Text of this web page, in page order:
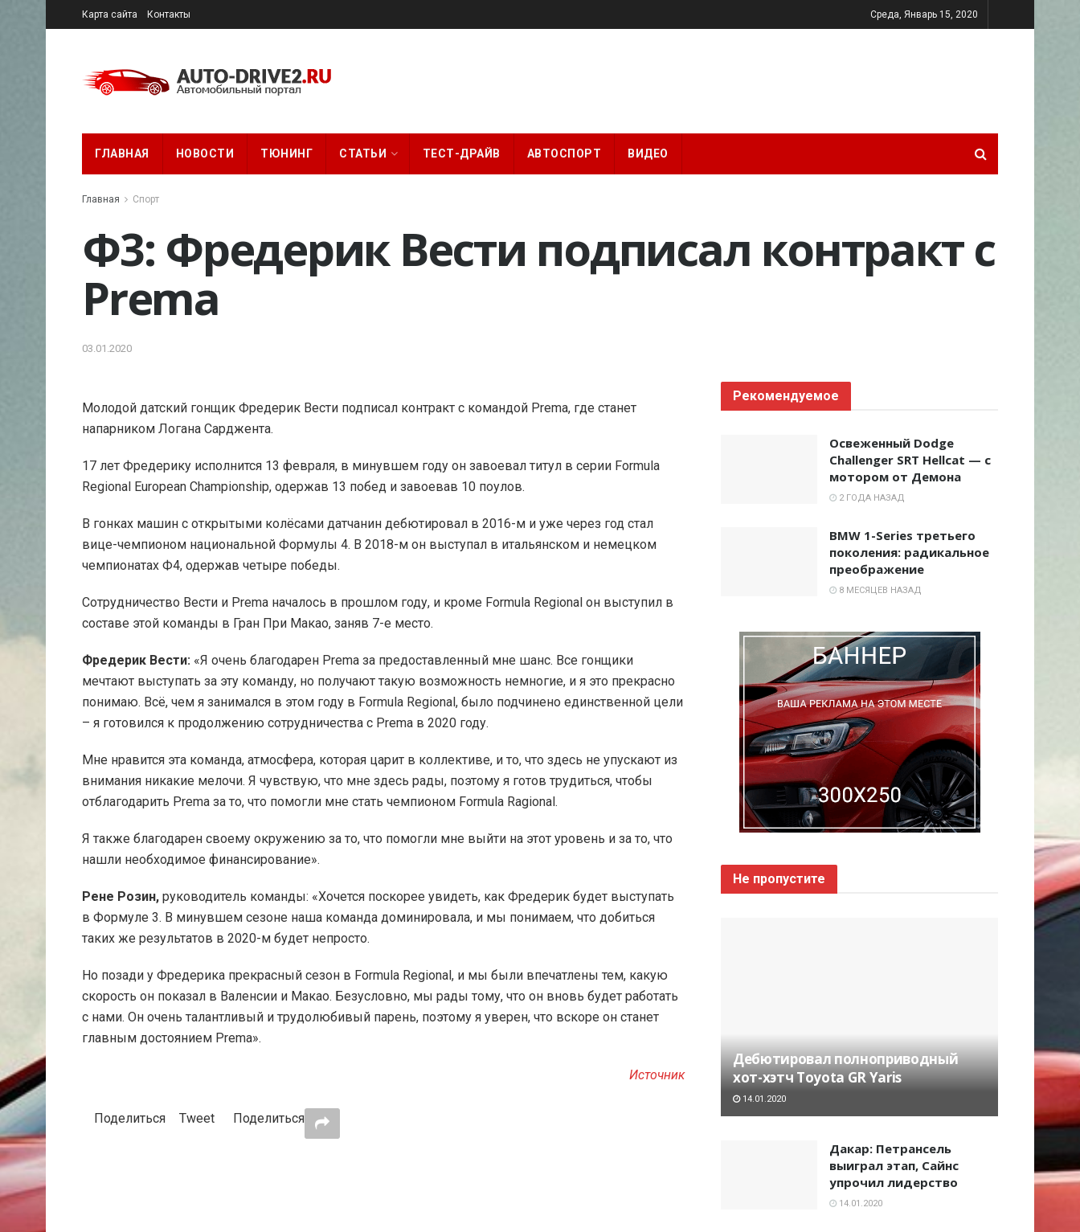
Карта сайта Контакты Среда, Январь 15, 2020
ГЛАВНАЯ НОВОСТИ ТЮНИНГ СТАТЬИ ТЕСТ-ДРАЙВ АВТОСПОРТ ВИДЕО
Главная Спорт
Ф3: Фредерик Вести подписал контракт с
Prema
03.01.2020
Молодой датский гонщик Фредерик Вести подписал контракт с командой Prema, где станет
напарником Логана Сарджента.
17 лет Фредерику исполнится 13 февраля, в минувшем году он завоевал титул в серии Formula
Regional European Championship, одержав 13 побед и завоевав 10 поулов.
В гонках машин с открытыми колёсами датчанин дебютировал в 2016-м и уже через год стал
вице-чемпионом национальной Формулы 4. В 2018-м он выступал в итальянском и немецком
чемпионатах Ф4, одержав четыре победы.
Сотрудничество Вести и Prema началось в прошлом году, и кроме Formula Regional он выступил в
составе этой команды в Гран При Макао, заняв 7-е место.
Фредерик Вести: «Я очень благодарен Prema за предоставленный мне шанс. Все гонщики
мечтают выступать за эту команду, но получают такую возможность немногие, и я это прекрасно
понимаю. Всё, чем я занимался в этом году в Formula Regional, было подчинено единственной цели
– я готовился к продолжению сотрудничества с Prema в 2020 году.
Мне нравится эта команда, атмосфера, которая царит в коллективе, и то, что здесь не упускают из
внимания никакие мелочи. Я чувствую, что мне здесь рады, поэтому я готов трудиться, чтобы
отблагодарить Prema за то, что помогли мне стать чемпионом Formula Ragional.
Я также благодарен своему окружению за то, что помогли мне выйти на этот уровень и за то, что
нашли необходимое финансирование».
Рене Розин, руководитель команды: «Хочется поскорее увидеть, как Фредерик будет выступать
в Формуле 3. В минувшем сезоне наша команда доминировала, и мы понимаем, что добиться
таких же результатов в 2020-м будет непросто.
Но позади у Фредерика прекрасный сезон в Formula Regional, и мы были впечатлены тем, какую
скорость он показал в Валенсии и Макао. Безусловно, мы рады тому, что он вновь будет работать
с нами. Он очень талантливый и трудолюбивый парень, поэтому я уверен, что вскоре он станет
главным достоянием Prema».
Источник
Поделиться Tweet Поделиться
Рекомендуемое
Освеженный Dodge
Challenger SRT Hellcat — с
мотором от Демона
2 ГОДА НАЗАД
BMW 1-Series третьего
поколения: радикальное
преображение
8 МЕСЯЦЕВ НАЗАД
Не пропустите
Дебютировал полноприводный
хот-хэтч Toyota GR Yaris
14.01.2020
Дакар: Петрансель
выиграл этап, Сайнс
упрочил лидерство
14.01.2020